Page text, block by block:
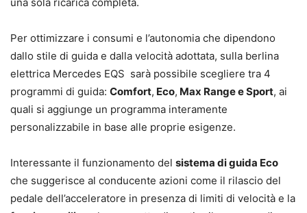
una sola ricarica completa.
Per ottimizzare i consumi e l’autonomia che dipendono
dallo stile di guida e dalla velocità adottata, sulla berlina
elettrica Mercedes EQS sarà possibile scegliere tra 4
programmi di guida: Comfort, Eco, Max Range e Sport, ai
quali si aggiunge un programma interamente
personalizzabile in base alle proprie esigenze.
Interessante il funzionamento del sistema di guida Eco
che suggerisce al conducente azioni come il rilascio del
pedale dell’acceleratore in presenza di limiti di velocità e la